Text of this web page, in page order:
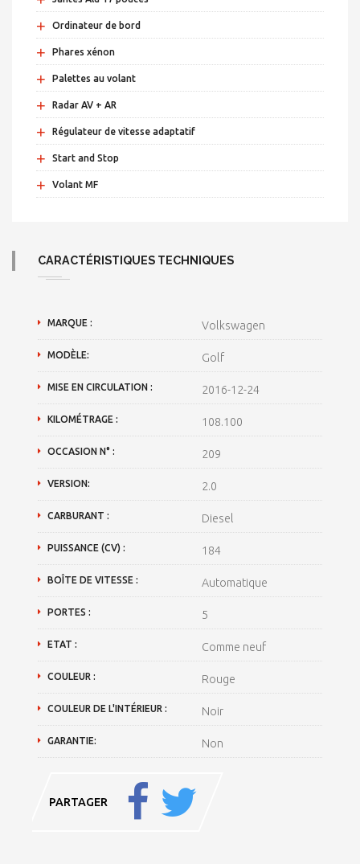
+ Ordinateur de bord
+ Phares xénon
+ Palettes au volant
+ Radar AV + AR
+ Régulateur de vitesse adaptatif
+ Start and Stop
+ Volant MF
CARACTÉRISTIQUES TECHNIQUES
MARQUE : Volkswagen
MODÈLE: Golf
MISE EN CIRCULATION : 2016-12-24
KILOMÉTRAGE : 108.100
OCCASION N° : 209
VERSION: 2.0
CARBURANT : Diesel
PUISSANCE (CV) : 184
BOÎTE DE VITESSE : Automatique
PORTES : 5
ETAT : Comme neuf
COULEUR : Rouge
COULEUR DE L'INTÉRIEUR : Noir
GARANTIE: Non
PARTAGER